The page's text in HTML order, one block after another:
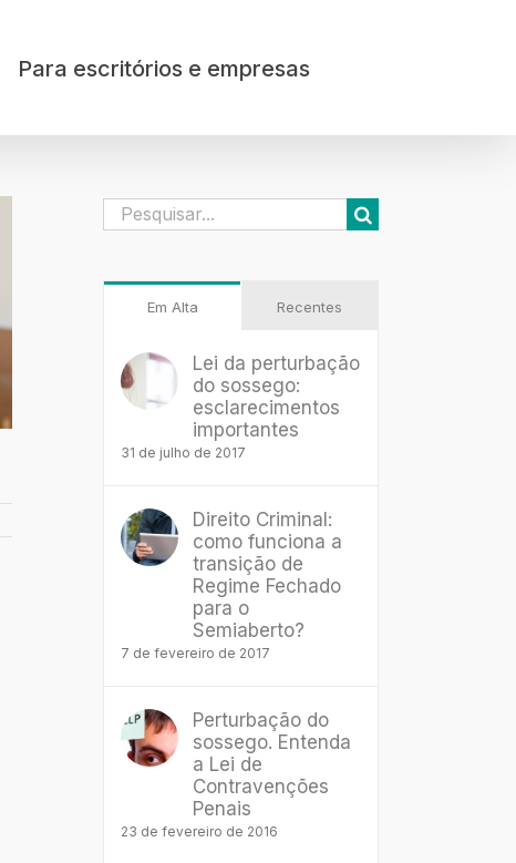
Para escritórios e empresas
Buscar
resultados
Em Alta Recentes
Lei da perturbação
do sossego:
esclarecimentos
importantes
31 de julho de 2017
Direito Criminal:
como funciona a
transição de
Regime Fechado
para o
Semiaberto?
7 de fevereiro de 2017
Perturbação do
sossego. Entenda
a Lei de
Contravenções
Penais
23 de fevereiro de 2016